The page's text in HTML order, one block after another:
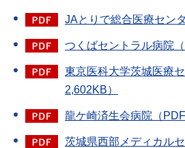
JAとりで総合医療セン
つくばセントラル病院
東京医科大学茨城医療
2,602KB）
龍ケ崎済生会病院（
茨城県西部メディカル